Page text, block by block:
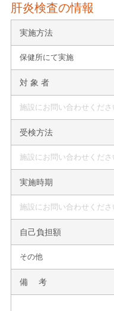
肝炎検査の情報
実施方法
保健所にて実施
対 象 者
施設にお問い合わせくださ
受検方法
施設にお問い合わせくださ
実施時期
施設にお問い合わせくださ
自己負担額
その他
備 考